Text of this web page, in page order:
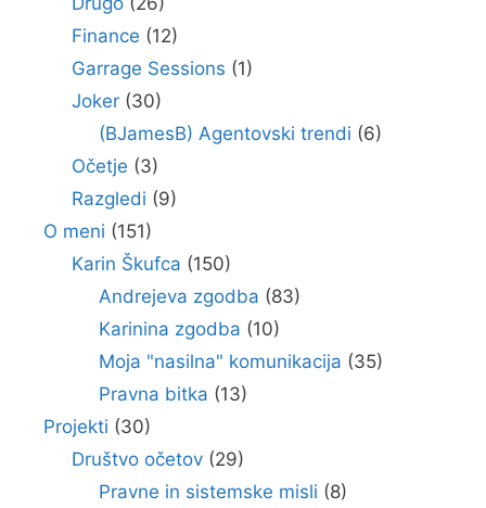
Finance (12)
Garrage Sessions (1)
Joker(30)
(BJamesB) Agentovski trendi (6)
Očetje (3)
Razgledi (9)
O meni (151)
Karin Škufca (150)
Andrejeva zgodba (83)
Karinina zgodba (10)
Moja "nasilna" komunikacija (35)
Pravna bitka (13)
Projekti (30)
Društvo očetov(29)
Pravne in sistemske misli (8)